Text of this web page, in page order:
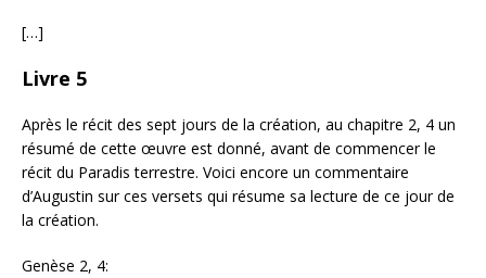
[…]
Livre 5
Après le récit des sept jours de la création, au chapitre 2, 4 un
résumé de cette œuvre est donné, avant de commencer le
récit du Paradis terrestre. Voici encore un commentaire
d’Augustin sur ces versets qui résume sa lecture de ce jour de
la création.
Genèse 2, 4: